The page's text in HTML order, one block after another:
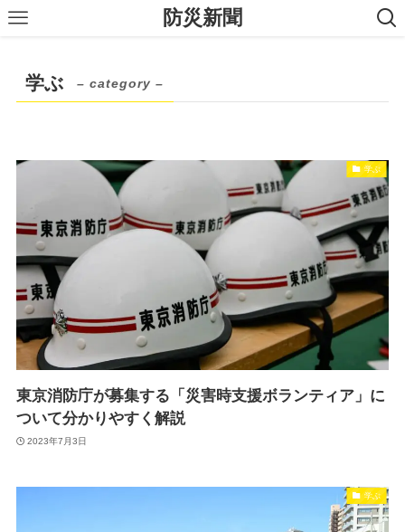
防災新聞
学ぶ – category –
学ぶ
東京消防庁が募集する「災害時支援ボランティア」に
ついて分かりやすく解説
2023年7月3日
学ぶ